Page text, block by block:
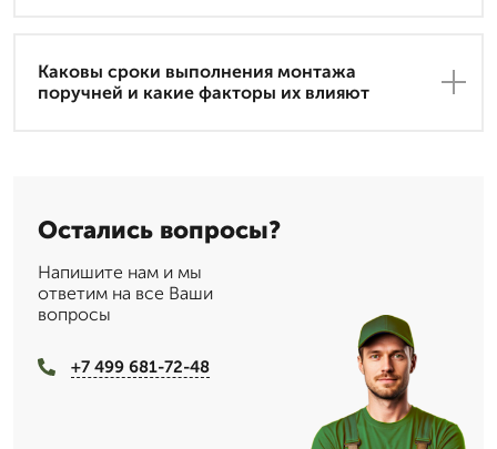
Каковы сроки выполнения монтажа
поручней и какие факторы их влияют
Остались вопросы?
Напишите нам и мы
ответим на все Ваши
вопросы
+7 499 681-72-48